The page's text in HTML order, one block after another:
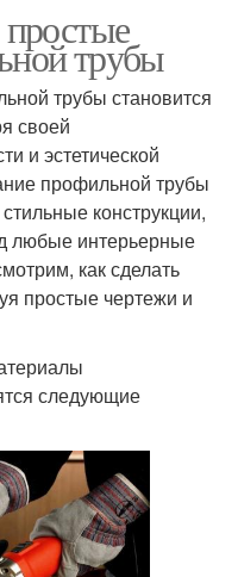
трубы
трубы становится
своей
и эстетической
профильной трубы
конструкции,
любые интерьерные
как сделать
простые чертежи и
следующие